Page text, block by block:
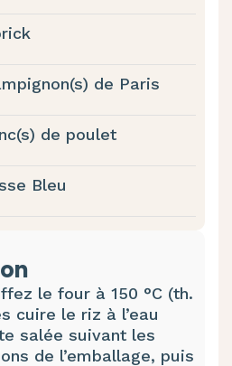
de Paris
de poulet
Bleu
le four à 150 °C (th.
cuire le riz à l’eau
salée suivant les
de l’emballage, puis